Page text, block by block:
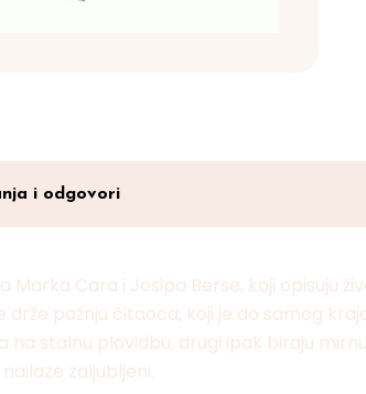
i odgovori
Cara i Josipa Berse, koji opisuju
pažnju čitaoca, koji je do samog
na stalnu plovidbu, drugi ipak biraju
zaljubljeni.